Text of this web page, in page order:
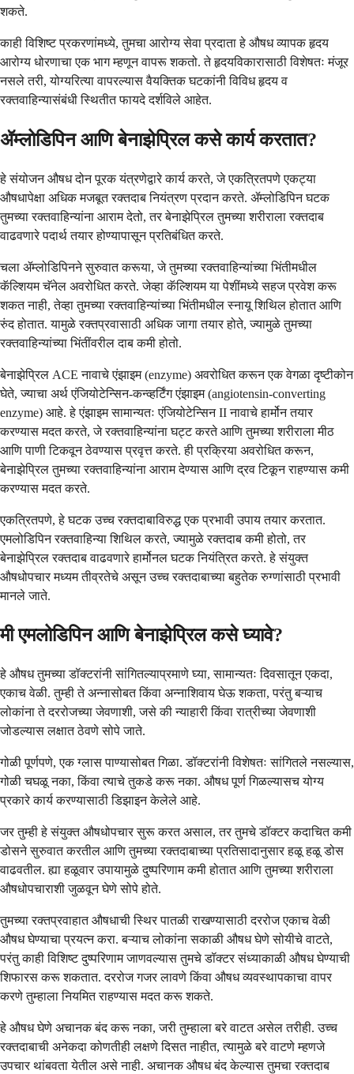
शकते.
काही विशिष्ट प्रकरणांमध्ये, तुमचा आरोग्य सेवा प्रदाता हे औषध व्यापक हृदय
आरोग्य धोरणाचा एक भाग म्हणून वापरू शकतो. ते हृदयविकारासाठी विशेषतः मंजूर
नसले तरी, योग्यरित्या वापरल्यास वैयक्तिक घटकांनी विविध हृदय व
रक्तवाहिन्यासंबंधी स्थितीत फायदे दर्शविले आहेत.
ॲम्लोडिपिन आणि बेनाझेप्रिल कसे कार्य करतात?
हे संयोजन औषध दोन पूरक यंत्रणेद्वारे कार्य करते, जे एकत्रितपणे एकट्या
औषधापेक्षा अधिक मजबूत रक्तदाब नियंत्रण प्रदान करते. ॲम्लोडिपिन घटक
तुमच्या रक्तवाहिन्यांना आराम देतो, तर बेनाझेप्रिल तुमच्या शरीराला रक्तदाब
वाढवणारे पदार्थ तयार होण्यापासून प्रतिबंधित करते.
चला ॲम्लोडिपिनने सुरुवात करूया, जे तुमच्या रक्तवाहिन्यांच्या भिंतीमधील
कॅल्शियम चॅनेल अवरोधित करते. जेव्हा कॅल्शियम या पेशींमध्ये सहज प्रवेश करू
शकत नाही, तेव्हा तुमच्या रक्तवाहिन्यांच्या भिंतीमधील स्नायू शिथिल होतात आणि
रुंद होतात. यामुळे रक्तप्रवासाठी अधिक जागा तयार होते, ज्यामुळे तुमच्या
रक्तवाहिन्यांच्या भिंतींवरील दाब कमी होतो.
बेनाझेप्रिल ACE नावाचे एंझाइम (enzyme) अवरोधित करून एक वेगळा दृष्टीकोन
घेते, ज्याचा अर्थ एंजियोटेन्सिन-कन्व्हर्टिंग एंझाइम (angiotensin-converting
enzyme) आहे. हे एंझाइम सामान्यतः एंजियोटेन्सिन II नावाचे हार्मोन तयार
करण्यास मदत करते, जे रक्तवाहिन्यांना घट्ट करते आणि तुमच्या शरीराला मीठ
आणि पाणी टिकवून ठेवण्यास प्रवृत्त करते. ही प्रक्रिया अवरोधित करून,
बेनाझेप्रिल तुमच्या रक्तवाहिन्यांना आराम देण्यास आणि द्रव टिकून राहण्यास कमी
करण्यास मदत करते.
एकत्रितपणे, हे घटक उच्च रक्तदाबाविरुद्ध एक प्रभावी उपाय तयार करतात.
एमलोडिपिन रक्तवाहिन्या शिथिल करते, ज्यामुळे रक्तदाब कमी होतो, तर
बेनाझेप्रिल रक्तदाब वाढवणारे हार्मोनल घटक नियंत्रित करते. हे संयुक्त
औषधोपचार मध्यम तीव्रतेचे असून उच्च रक्तदाबाच्या बहुतेक रुग्णांसाठी प्रभावी
मानले जाते.
मी एमलोडिपिन आणि बेनाझेप्रिल कसे घ्यावे?
हे औषध तुमच्या डॉक्टरांनी सांगितल्याप्रमाणे घ्या, सामान्यतः दिवसातून एकदा,
एकाच वेळी. तुम्ही ते अन्नासोबत किंवा अन्नाशिवाय घेऊ शकता, परंतु बऱ्याच
लोकांना ते दररोजच्या जेवणाशी, जसे की न्याहारी किंवा रात्रीच्या जेवणाशी
जोडल्यास लक्षात ठेवणे सोपे जाते.
गोळी पूर्णपणे, एक ग्लास पाण्यासोबत गिळा. डॉक्टरांनी विशेषतः सांगितले नसल्यास,
गोळी चघळू नका, किंवा त्याचे तुकडे करू नका. औषध पूर्ण गिळल्यासच योग्य
प्रकारे कार्य करण्यासाठी डिझाइन केलेले आहे.
जर तुम्ही हे संयुक्त औषधोपचार सुरू करत असाल, तर तुमचे डॉक्टर कदाचित कमी
डोसने सुरुवात करतील आणि तुमच्या रक्तदाबाच्या प्रतिसादानुसार हळू हळू डोस
वाढवतील. ह्या हळूवार उपायामुळे दुष्परिणाम कमी होतात आणि तुमच्या शरीराला
औषधोपचाराशी जुळवून घेणे सोपे होते.
तुमच्या रक्तप्रवाहात औषधाची स्थिर पातळी राखण्यासाठी दररोज एकाच वेळी
औषध घेण्याचा प्रयत्न करा. बऱ्याच लोकांना सकाळी औषध घेणे सोयीचे वाटते,
परंतु काही विशिष्ट दुष्परिणाम जाणवल्यास तुमचे डॉक्टर संध्याकाळी औषध घेण्याची
शिफारस करू शकतात. दररोज गजर लावणे किंवा औषध व्यवस्थापकाचा वापर
करणे तुम्हाला नियमित राहण्यास मदत करू शकते.
हे औषध घेणे अचानक बंद करू नका, जरी तुम्हाला बरे वाटत असेल तरीही. उच्च
रक्तदाबाची अनेकदा कोणतीही लक्षणे दिसत नाहीत, त्यामुळे बरे वाटणे म्हणजे
उपचार थांबवता येतील असे नाही. अचानक औषध बंद केल्यास तुमचा रक्तदाब